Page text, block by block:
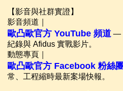
【影音與社群實證】
影音頻道｜
歐凸歐官方 YouTube 頻道 —
紀錄與 Afidus 實戰影片。
動態專頁｜
歐凸歐官方 Facebook 粉絲團
常、工程縮時最新案場快報。